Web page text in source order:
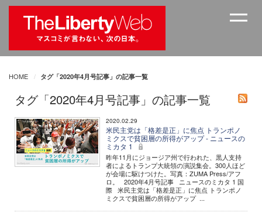
HOME タグ「2020年4月号記事」の記事一覧
タグ「2020年4月号記事」の記事一覧
2020.02.29
米民主党は「格差是正」に焦点 トランポノ
ミクスで貧困層の所得がアップ - ニュースの
ミカタ 1
昨年11月にジョージア州で行われた、黒人支持
者によるトランプ大統領の演説集会。300人ほど
が会場に駆けつけた。写真：ZUMA Press/アフ
ロ。 2020年4月号記事 ニュースのミカタ 1 国
際 米民主党は「格差是正」に焦点 トランポノ
ミクスで貧困層の所得がアップ ...